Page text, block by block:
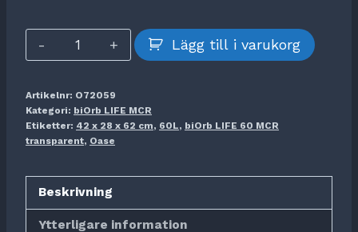
biOrb
LIFE
MCR
transparent
mängd
Lägg till i varukorg
Artikelnr: O72059
Kategori: biOrb LIFE MCR
Etiketter: 42 x 28 x 62 cm, 60L, biOrb LIFE 60 MCR
transparent, Oase
Beskrivning
Ytterligare information